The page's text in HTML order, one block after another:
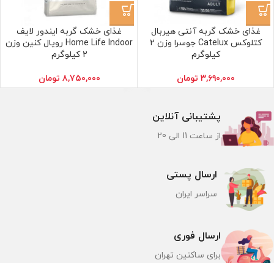
غذای خشک گربه آنتی هیربال
کتلوکس Catelux جوسرا وزن 2
کیلوگرم
۳,۶۹۰,۰۰۰ تومان
غذای خشک گربه ایندور لایف
Home Life Indoor رویال کنین وزن
2 کیلوگرم
۸,۷۵۰,۰۰۰ تومان
ارسال فوری
برای ساکنین تهران
ارسال پستی
سراسر ایران
پشتیبانی آنلاین
از ساعت 11 الی 20